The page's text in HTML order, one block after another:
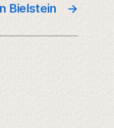
→
Bielstein